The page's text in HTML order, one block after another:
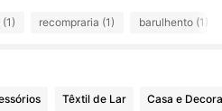
recompraria (1) barulhento (1)
Têxtil de Lar Casa e